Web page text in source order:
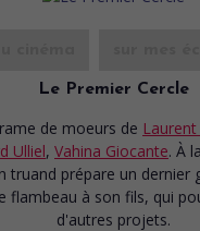
Le Premier Cercle
de moeurs de
Ulliel, Vahina Giocante. À
truand prépare un dernier
flambeau à son fils, qui
d'autres projets.